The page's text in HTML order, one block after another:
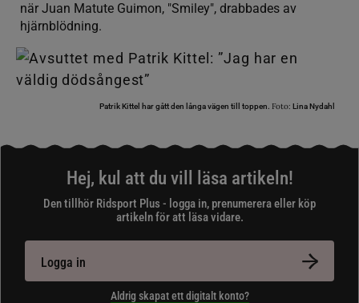
när Juan Matute Guimon, "Smiley", drabbades av
hjärnblödning.
Patrik Kittel har gått den långa vägen till toppen. Foto: Lina Nydahl
Hej, kul att du vill läsa artikeln!
Den tillhör Ridsport Plus - logga in, prenumerera eller köp
artikeln för att läsa vidare.
Logga in
Aldrig skapat ett digitalt konto?